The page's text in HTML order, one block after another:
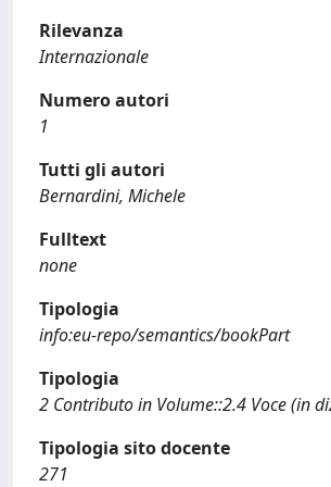
Rilevanza
Internazionale
Numero autori
1
Tutti gli autori
Bernardini, Michele
Fulltext
none
Tipologia
info:eu-repo/semantics/bookPart
Tipologia
2 Contributo in Volume::2.4 Voce (in
Tipologia sito docente
271